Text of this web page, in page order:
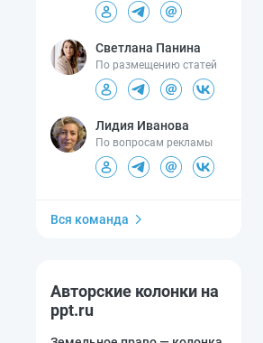
Светлана Панина
По размещению статей
Лидия Иванова
По вопросам рекламы
Вся команда
Авторские колонки на
ppt.ru